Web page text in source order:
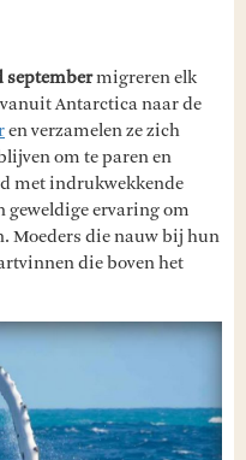
septembermigreren elk
Antarctica naar de
en verzamelen ze zich
om te paren en
met indrukwekkende
geweldige ervaring om
Moeders die nauw bij hun
die boven het